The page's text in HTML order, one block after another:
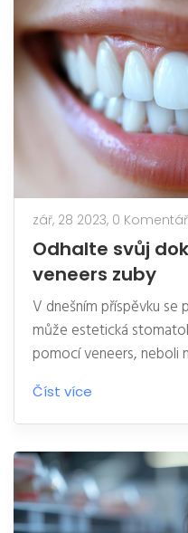
rezervuji svůj příští
zubního lékaře.
zář, 28 2023, 0
Odhalte svůj
veneers zuby
V dnešním příspěvku se
může estetická
pomocí veneers, neboli
Uvidíte, jak tyto tenké
překrýt vaše přirozené
úsměv. Ukažeme vám,
metoda zlepšit zdraví
dosáhnout pocitu nové
to, otevřete dveře k
veneers!
Číst více